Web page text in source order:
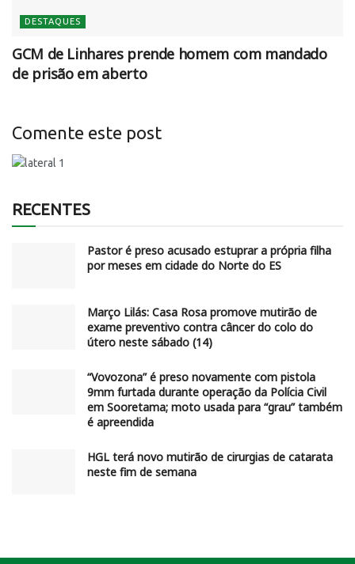
DESTAQUES
GCM de Linhares prende homem com mandado
de prisão em aberto
Comente este post
RECENTES
Pastor é preso acusado estuprar a própria filha
por meses em cidade do Norte do ES
Março Lilás: Casa Rosa promove mutirão de
exame preventivo contra câncer do colo do
útero neste sábado (14)
“Vovozona” é preso novamente com pistola
9mm furtada durante operação da Polícia Civil
em Sooretama; moto usada para “grau” também
é apreendida
HGL terá novo mutirão de cirurgias de catarata
neste fim de semana